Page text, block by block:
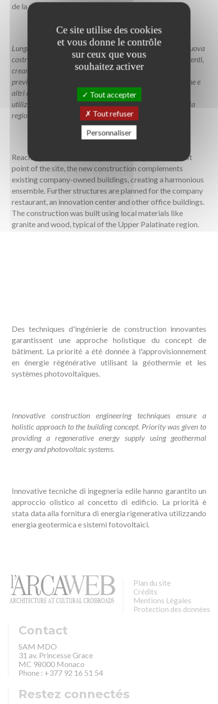
de la région du Haut-Palatinat.
Lunga oltre 120 m e situata nel punto più alto del sito, la nuova
costruzione integra gli edifici di proprietà dell’azienda esistenti,
creando un insieme armonioso. Ulteriori strutture sono
previste per il ristorante aziendale, un centro di innovazione e
altri edifici per uffici. La costruzione è stata realizzata
utilizzando materiali locali come granito e legno, tipici della
regione dell’Alto Palatinato.
Reaching over 120m in length and sitting at the highest
point of the site, the new construction complements
existing company-owned buildings, creating a harmonious
ensemble. Further structures are planned for the company
restaurant, an innovation center and other office buildings.
The construction was built using local materials like
granite and wood, typical of the Upper Palatinate region.
Des techniques d'ingénierie de construction innovantes
garantissent une approche holistique du concept de
bâtiment. La priorité a été donnée à l'approvisionnement
en énergie régénérative utilisant la géothermie et les
systèmes photovoltaïques.
Innovative construction engineering techniques ensure a
holistic approach to the building concept. Priority was given to
providing a regenerative energy supply using geothermal
energy and photovoltaic systems.
Innovative tecniche di ingegneria edile hanno garantito un
approccio olistico al concetto di edificio. La priorità è
stata data alla fornitura di energia rigenerativa utilizzando
energia geotermica e sistemi fotovoltaici.
Plan du site
Crédits
Mentions Légales
Protection des données
Contact
SAM MDO
31 av. Princesse Grace
MC 98000 Monaco
Phone : +377 92 16 51 54
Restez connectés
Ce site utilise des cookies
et vous donne le contrôle
sur ceux que vous
souhaitez activer
Tout accepter
Tout refuser
Personnaliser